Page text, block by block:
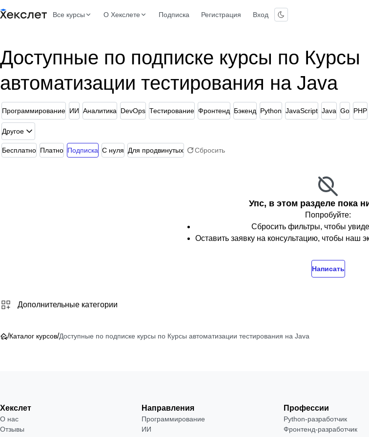
Все курсы О Хекслете Подписка Регистрация Вход
Доступные по подписке курсы по Курсы
автоматизации тестирования на Java
Программирование ИИ Аналитика DevOps Тестирование Фронтенд Бэкенд Python JavaScript Java Go PHP
Другое
Бесплатно Платно Подписка С нуля Для продвинутых Сбросить
Упс, в этом разделе пока
Попробуйте:
Сбросить фильтры, чтобы
Оставить заявку на консультацию, чтобы наш
Написать
Дополнительные категории
/Каталог курсов/Доступные по подписке курсы по Курсы автоматизации тестирования на Java
Хекслет
О нас
Отзывы
Направления
Программирование
ИИ
Профессии
Python-разработчик
Фронтенд-разработчик